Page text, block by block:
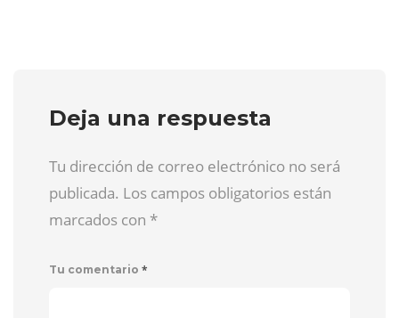
Deja una respuesta
Tu dirección de correo electrónico no será
publicada. Los campos obligatorios están
marcados con *
Tu comentario *